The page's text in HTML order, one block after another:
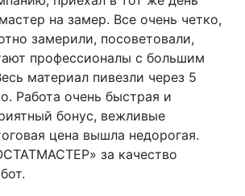
на замер. Все очень четко,
замерили, посоветовали,
профессионалы с большим
материал пивезли через 5
Работа очень быстрая и
бонус, вежливые
цена вышла недорогая.
за качество